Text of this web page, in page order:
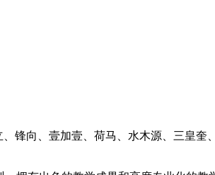
锋向、壹加壹、荷马、水木源、三皇